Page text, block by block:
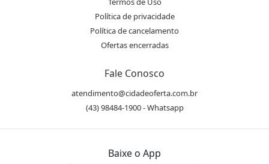
Política de privacidade
Política de cancelamento
Ofertas encerradas
Fale Conosco
atendimento@cidadeoferta.com.br
(43) 98484-1900 - Whatsapp
Baixe o App